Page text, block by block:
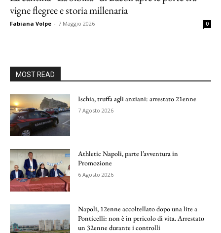
vigne flegree e storia millenaria
Fabiana Volpe - 7 Maggio 2026 0
MOST READ
Ischia, truffa agli anziani: arrestato 21enne
7 Agosto 2026
Athletic Napoli, parte l’avventura in
Promozione
6 Agosto 2026
Napoli, 12enne accoltellato dopo una lite a
Ponticelli: non è in pericolo di vita. Arrestato
un 32enne durante i controlli